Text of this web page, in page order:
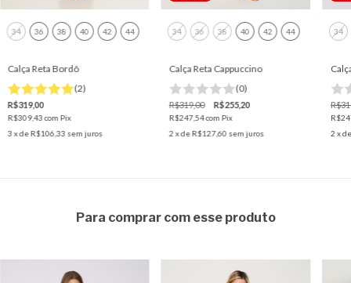
34 36 38 40 42 44
Calça Reta Bordô
(2)
R$319,00
R$309,43com Pix
3 x deR$106,33 sem juros
34 36 38 40 42 44
Calça Reta Cappuccino
(0)
R$319,00 R$255,20
R$247,54com Pix
2 x deR$127,60 sem juros
34
2 x
Para comprar com esse produto